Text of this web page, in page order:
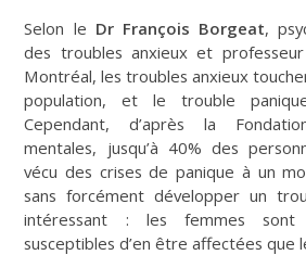
Selon le Dr François Borgeat,
des troubles anxieux et
Montréal, les troubles anxieux
population, et le trouble
Cependant, d’après la
mentales, jusqu’à 40% des
vécu des crises de panique à un
sans forcément développer un
intéressant : les femmes
susceptibles d’en être affectées que